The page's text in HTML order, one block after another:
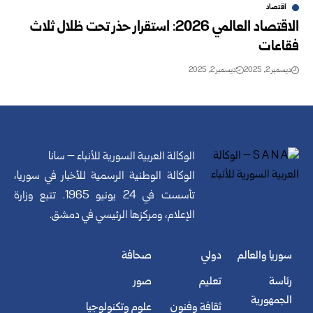
اقتصاد
الاقتصاد العالمي 2026: استقرار حذر تحت ظلال ثلاث
فقاعات
ديسمبر 2, 2025 ديسمبر 2, 2025
الوكالة العربية السورية للأنباء – سانا
الوكالة الوطنية الرسمية للأخبار في سوريا،
تأسست في 24 يونيو 1965. تتبع وزارة
الإعلام، ومركزها الرئيسي في دمشق.
سوريا والعالم
رئاسة
الجمهورية
دولي
تعليم
ثقافة وفنون
صحافة
صور
علوم وتكنولوجيا